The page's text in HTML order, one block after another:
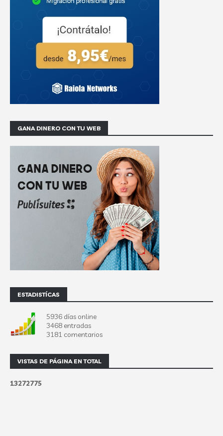
GANA DINERO CON TU WEB
ESTADISTÍCAS
5936 días online
3468 entradas
3181 comentarios
VISTAS DE PÁGINA EN TOTAL
13272775